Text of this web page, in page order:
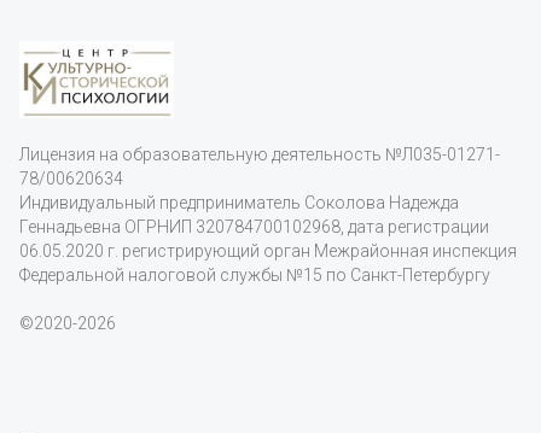
Лицензия на образовательную деятельность №Л035-01271-
78/00620634
Индивидуальный предприниматель Соколова Надежда
Геннадьевна ОГРНИП 320784700102968, дата регистрации
06.05.2020 г. регистрирующий орган Межрайонная инспекция
Федеральной налоговой службы №15 по Санкт-Петербургу
©2020-2026